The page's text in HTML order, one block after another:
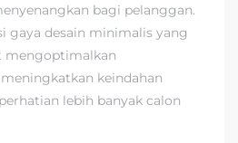
bagi pelanggan.
gaya desain minimalis yang
mengoptimalkan
keindahan
lebih banyak calon